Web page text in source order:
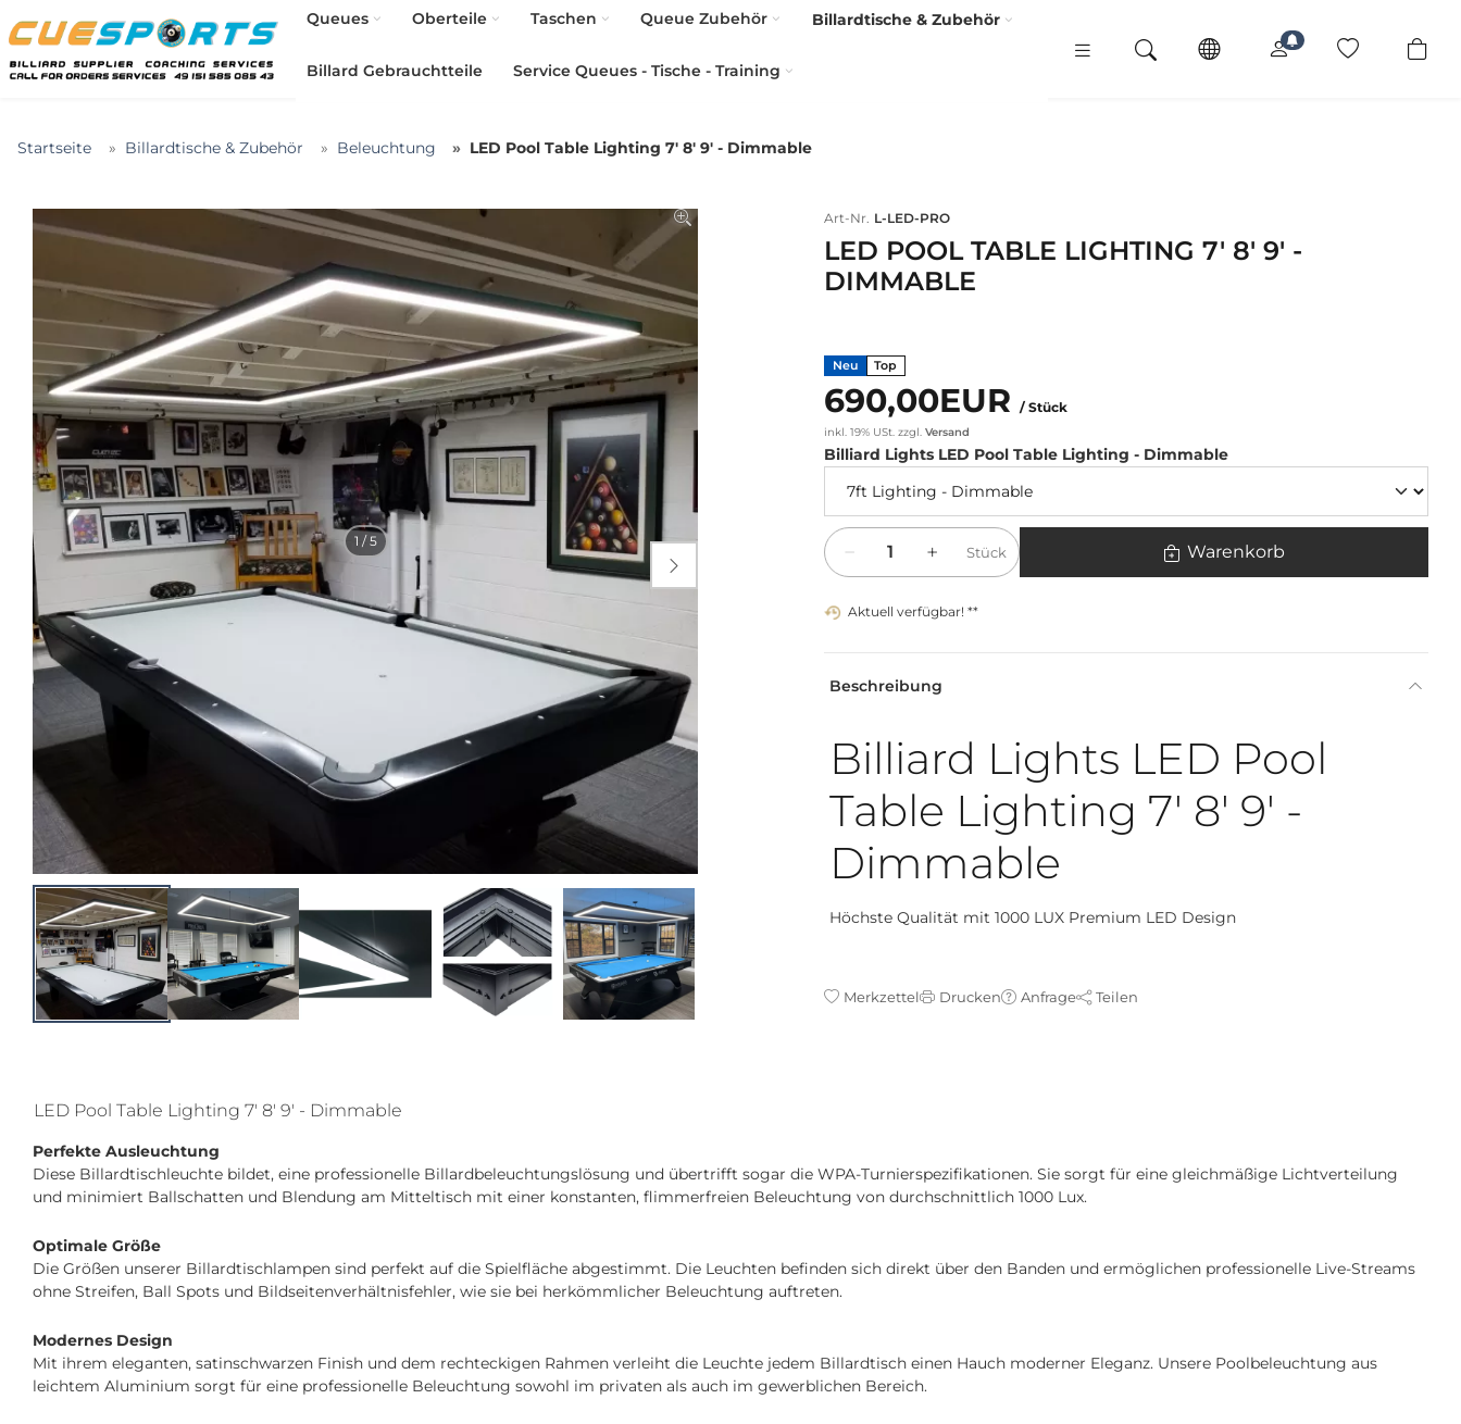
Queues Oberteile Taschen Queue Zubehör Billardtische & Zubehör
Billard Gebrauchtteile Service Queues - Tische - Training
Startseite Billardtische & Zubehör Beleuchtung LED Pool Table Lighting 7' 8' 9' - Dimmable

Art-Nr. L-LED-PRO
LED POOL TABLE LIGHTING 7' 8' 9' -
DIMMABLE
Neu Top
690,00EUR / Stück
inkl. 19% USt. zzgl. Versand
Billiard Lights LED Pool Table Lighting - Dimmable
Menge
Stück Warenkorb
Aktuell verfügbar! **
Beschreibung
Billiard Lights LED Pool
Table Lighting 7' 8' 9' -
Dimmable
Höchste Qualität mit 1000 LUX Premium LED Design
Merkzettel Drucken Anfrage Teilen
LED Pool Table Lighting 7' 8' 9' - Dimmable
Perfekte Ausleuchtung
Diese Billardtischleuchte bildet, eine professionelle Billardbeleuchtungslösung und übertrifft sogar die WPA-Turnierspezifikationen. Sie sorgt für eine gleichmäßige Lichtverteilung
und minimiert Ballschatten und Blendung am Mitteltisch mit einer konstanten, flimmerfreien Beleuchtung von durchschnittlich 1000 Lux.
Optimale Größe
Die Größen unserer Billardtischlampen sind perfekt auf die Spielfläche abgestimmt. Die Leuchten befinden sich direkt über den Banden und ermöglichen professionelle Live-Streams
ohne Streifen, Ball Spots und Bildseitenverhältnisfehler, wie sie bei herkömmlicher Beleuchtung auftreten.
Modernes Design
Mit ihrem eleganten, satinschwarzen Finish und dem rechteckigen Rahmen verleiht die Leuchte jedem Billardtisch einen Hauch moderner Eleganz. Unsere Poolbeleuchtung aus
leichtem Aluminium sorgt für eine professionelle Beleuchtung sowohl im privaten als auch im gewerblichen Bereich.